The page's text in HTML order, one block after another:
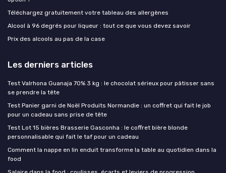
Téléchargez gratuitement votre tableau des allergènes
Alcool à 96 degrés pour liqueur : tout ce que vous devez savoir
Prix des alcools au pas de la case
Les derniers articles
Test Valrhona Guanaja 70% 3 kg : le chocolat sérieux pour pâtisser sans
se prendre la tête
Test Panier garni de Noël Produits Normandie : un coffret qui fait le job
pour un cadeau sans prise de tête
Test Lot 15 bières Brasserie Gasconha : le coffret bière blonde
personnalisable qui fait le taf pour un cadeau
Comment la nappe en lin enduit transforme la table au quotidien dans la
food